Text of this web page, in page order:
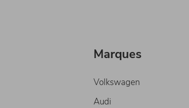
Marques
Volkswagen
Audi